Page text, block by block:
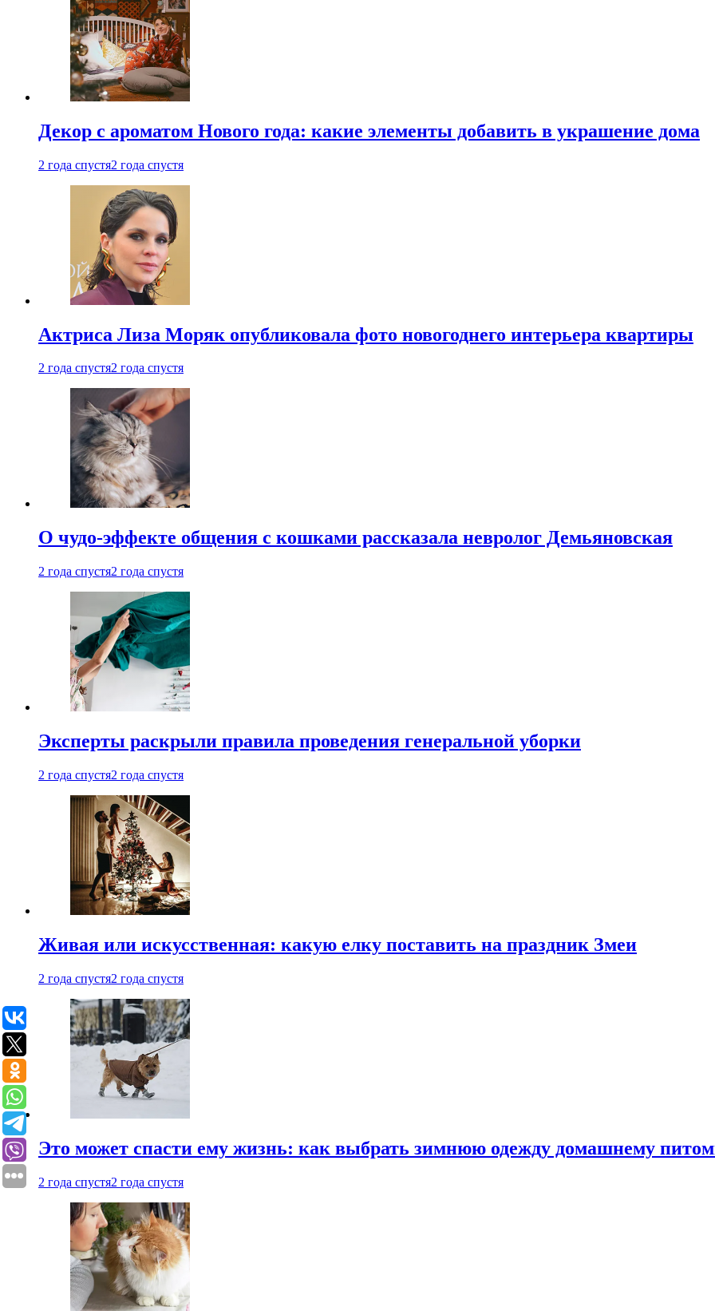
Декор с ароматом Нового года: какие элементы добавить в украшение дома
2 года спустя2 года спустя
Актриса Лиза Моряк опубликовала фото новогоднего интерьера квартиры
2 года спустя2 года спустя
О чудо-эффекте общения с кошками рассказала невролог Демьяновская
2 года спустя2 года спустя
Эксперты раскрыли правила проведения генеральной уборки
2 года спустя2 года спустя
Живая или искусственная: какую елку поставить на праздник Змеи
2 года спустя2 года спустя
Это может спасти ему жизнь: как выбрать зимнюю одежду домашнему
2 года спустя2 года спустя